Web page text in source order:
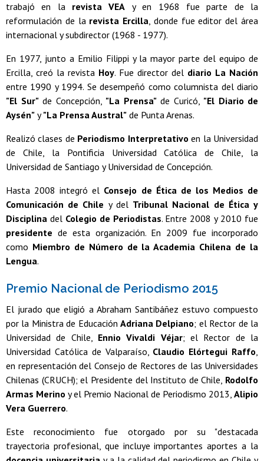
trabajó en la revista VEA y en 1968 fue parte de la
reformulación de la revista Ercilla, donde fue editor del área
internacional y subdirector (1968 - 1977).
En 1977, junto a Emilio Filippi y la mayor parte del equipo de
Ercilla, creó la revista Hoy. Fue director del diario La Nación
entre 1990 y 1994. Se desempeñó como columnista del diario
"El Sur"de Concepción, "La Prensa"de Curicó, "El Diario de
Aysén" y"La Prensa Austral" de Punta Arenas.
Realizó clases de Periodismo Interpretativo en la Universidad
de Chile, la Pontificia Universidad Católica de Chile, la
Universidad de Santiago y Universidad de Concepción.
Hasta 2008 integró el Consejo de Ética de los Medios de
Comunicación de Chile y del Tribunal Nacional de Ética y
Disciplina del Colegio de Periodistas. Entre 2008 y 2010 fue
presidente de esta organización. En 2009 fue incorporado
como Miembro de Número de la Academia Chilena de la
Lengua.
Premio Nacional de Periodismo 2015
El jurado que eligió a Abraham Santibáñez estuvo compuesto
por la Ministra de Educación Adriana Delpiano; el Rector de la
Universidad de Chile, Ennio Vivaldi Véjar; el Rector de la
Universidad Católica de Valparaíso, Claudio Elórtegui Raffo,
en representación del Consejo de Rectores de las Universidades
Chilenas (CRUCH); el Presidente del Instituto de Chile, Rodolfo
Armas Merino y el Premio Nacional de Periodismo 2013, Alipio
Vera Guerrero.
Este reconocimiento fue otorgado por su "destacada
trayectoria profesional, que incluye importantes aportes a la